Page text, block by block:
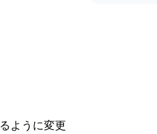
ように変更